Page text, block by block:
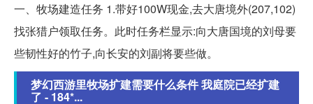
一、牧场建造任务 1.带好100W现金,去大唐境外(207,102)
找张猎户领取任务。此时任务栏显示:向大唐国境的刘母要
些韧性好的竹子,向长安的刘副将要些做。
梦幻西游里牧场扩建需要什么条件 我庭院已经扩建
了 - 184*...